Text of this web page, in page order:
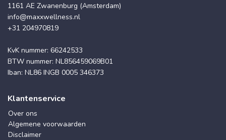
1161 AE Zwanenburg (Amsterdam)
info@maxxwellness.nl
+31 204970819
KvK nummer: 66242533
BTW nummer: NL856459069B01
Iban: NL86 INGB 0005 346373
Klantenservice
Over ons
Algemene voorwaarden
Disclaimer